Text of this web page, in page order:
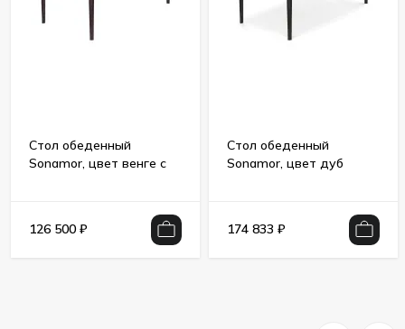
Стол обеденный
Sonamor, цвет венге с
126 500 ₽
Стол обеденный
Sonamor, цвет дуб
174 833 ₽